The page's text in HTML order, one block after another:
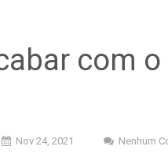
com
Nov 24, 2021 Nenhum